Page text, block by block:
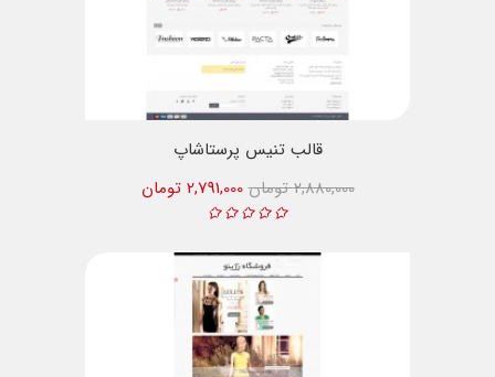
قالب تنیس پرستاشاپ
2,791,000 تومان
2,880,000 تومان